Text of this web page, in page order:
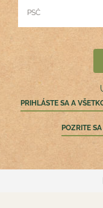
PRIHLÁSTE SA A
POZRITE